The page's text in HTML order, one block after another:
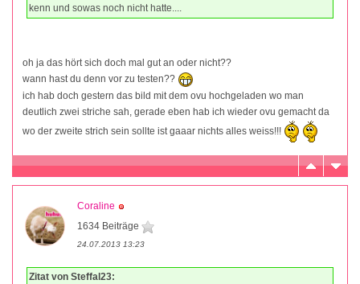
kenn und sowas noch nicht hatte....
oh ja das hört sich doch mal gut an oder nicht??
wann hast du denn vor zu testen??
ich hab doch gestern das bild mit dem ovu hochgeladen wo man
deutlich zwei striche sah, gerade eben hab ich wieder ovu gemacht da
wo der zweite strich sein sollte ist gaaar nichts alles weiss!!!
Coraline
1634 Beiträge
24.07.2013 13:23
Zitat von Steffal23: